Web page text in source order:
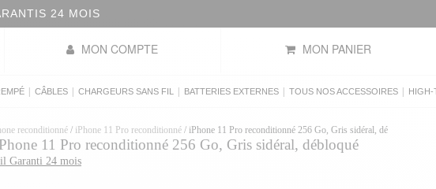
24 MOIS
MON COMPTE MON PANIER
CÂBLES CHARGEURS SANS FIL BATTERIES EXTERNES TOUS NOS ACCESSOIRES HIGH-
reconditionné / iPhone 11 Pro reconditionné / iPhone 11 Pro reconditionné 256 Go, Gris sidéral, débloqué
11 Pro reconditionné 256 Go, Gris sidéral, débloqué
Garanti 24 mois